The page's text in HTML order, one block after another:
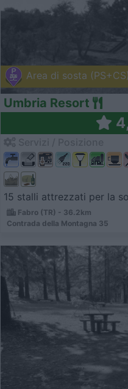
Area di sosta (PS+CS)
Umbria Resort
15 stalli attrezzati per la
Fabro (TR) - 36.2km
Contrada della Montagna 35